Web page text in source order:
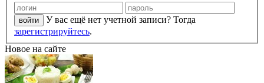
У вас ещё нет учетной записи? Тогда
зарегистрируйтесь.
Новое на сайте